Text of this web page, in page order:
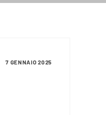
7 GENNAIO 2025